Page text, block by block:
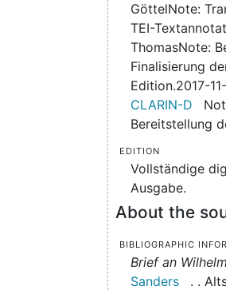
GöttelNote:
TEI-
ThomasNote:
Finalisierung
Edition.2017-
CLARIN-D
Bereitstellung
Edition
Vollständige
Ausgabe.
About the
Bibliographic
Brief an
Sanders
. .